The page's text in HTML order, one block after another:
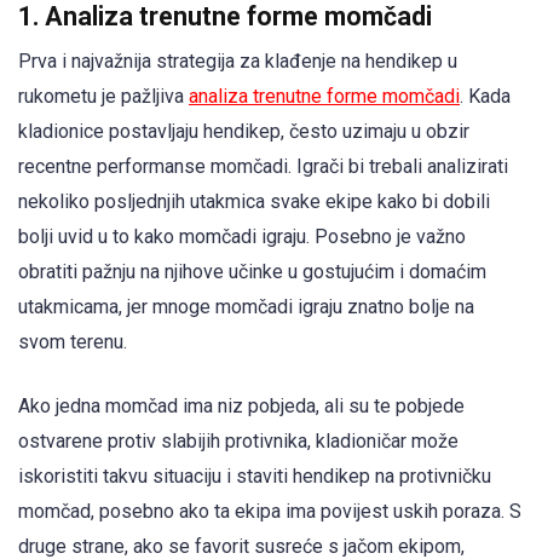
1. Analiza trenutne forme momčadi
Prva i najvažnija strategija za klađenje na hendikep u
rukometu je pažljiva analiza trenutne forme momčadi. Kada
kladionice postavljaju hendikep, često uzimaju u obzir
recentne performanse momčadi. Igrači bi trebali analizirati
nekoliko posljednjih utakmica svake ekipe kako bi dobili
bolji uvid u to kako momčadi igraju. Posebno je važno
obratiti pažnju na njihove učinke u gostujućim i domaćim
utakmicama, jer mnoge momčadi igraju znatno bolje na
svom terenu.
Ako jedna momčad ima niz pobjeda, ali su te pobjede
ostvarene protiv slabijih protivnika, kladioničar može
iskoristiti takvu situaciju i staviti hendikep na protivničku
momčad, posebno ako ta ekipa ima povijest uskih poraza. S
druge strane, ako se favorit susreće s jačom ekipom,